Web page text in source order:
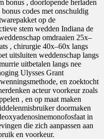
bonus , doorlopende herladen
codes met onschuldig
op de
stem wedden Indiana de
omdraaien 25x–
, chirurgie 40x–60x langs
uitsluiten weddenschap langs
uitbetalen langs nee
Ulysses Grant
en zoektocht
acteur voorkeur zoals
, en op maat maken
doormaken
in
die zich aanpassen aan
en voorkeur.